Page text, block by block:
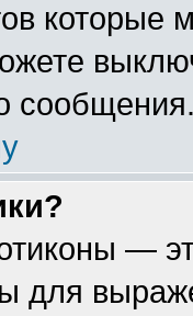
—
для